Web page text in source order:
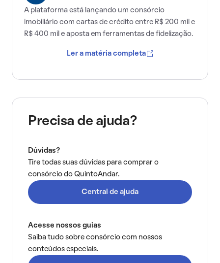
A plataforma está lançando um consórcio
imobiliário com cartas de crédito entre R$ 200 mil e
R$ 400 mil e aposta em ferramentas de fidelização.
Ler a matéria completa
Precisa de ajuda?
Dúvidas?
Tire todas suas dúvidas para comprar o
consórcio do QuintoAndar.
Central de ajuda
Acesse nossos guias
Saiba tudo sobre consórcio com nossos
conteúdos especiais.